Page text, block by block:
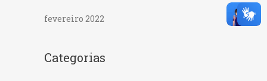
fevereiro 2022
Categorias